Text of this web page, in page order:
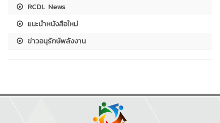
RCDL News
แนะนำหนังสือใหม่
ข่าวอนุรักษ์พลังงาน